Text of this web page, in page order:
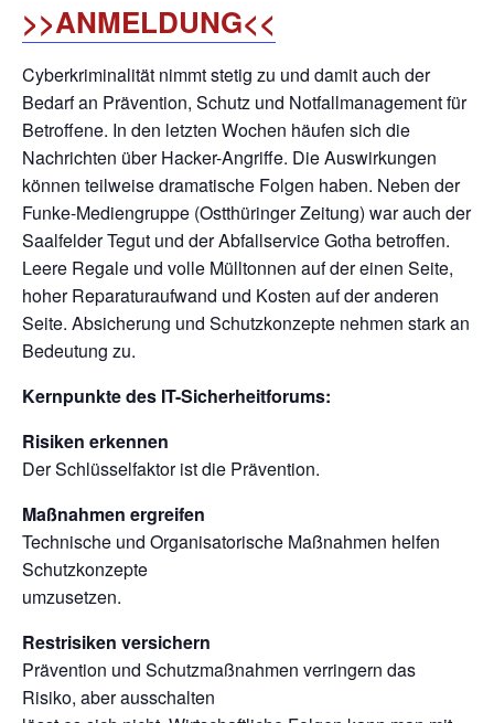
>>ANMELDUNG<<
Cyberkriminalität nimmt stetig zu und damit auch der
Bedarf an Prävention, Schutz und Notfallmanagement für
Betroffene. In den letzten Wochen häufen sich die
Nachrichten über Hacker-Angriffe. Die Auswirkungen
können teilweise dramatische Folgen haben. Neben der
Funke-Mediengruppe (Ostthüringer Zeitung) war auch der
Saalfelder Tegut und der Abfallservice Gotha betroffen.
Leere Regale und volle Mülltonnen auf der einen Seite,
hoher Reparaturaufwand und Kosten auf der anderen
Seite. Absicherung und Schutzkonzepte nehmen stark an
Bedeutung zu.
Kernpunkte des IT-Sicherheitforums:
Risiken erkennen
Der Schlüsselfaktor ist die Prävention.
Maßnahmen ergreifen
Technische und Organisatorische Maßnahmen helfen
Schutzkonzepte
umzusetzen.
Restrisiken versichern
Prävention und Schutzmaßnahmen verringern das
Risiko, aber ausschalten